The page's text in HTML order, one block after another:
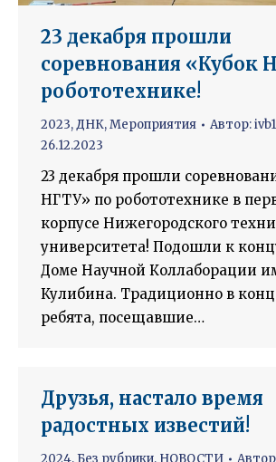
23 декабря прошли
соревнования «Кубок
робототехнике!
2023,ДНК,Мероприятия Автор:
26.12.2023
23 декабря прошли
НГТУ» по робототехнике в
корпусе Нижегородского
университета! Подошли к
Доме Научной Коллаборации
Кулибина. Традиционно в
ребята, посещавшие…
Друзья, настало время
радостных известий!
2024,Без рубрики, НОВОСТИ